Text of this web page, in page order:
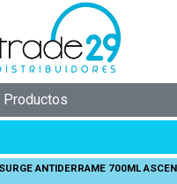
Productos
ANTIDERRAME 700ML